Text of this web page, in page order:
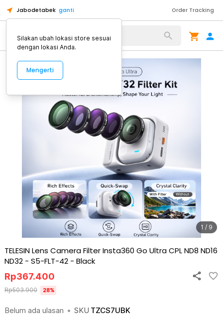
Jabodetabek ganti Order Tracking
Alat Kopi
1 / 9
TELESIN Lens Camera Filter Insta360 Go Ultra CPL ND8 ND16
ND32 - S5-FLT-42 - Black
Belum ada ulasan • SKU TZCS7UBK
Rp367.400
Rp503.900 28%
Silakan ubah lokasi store sesuai
dengan lokasi Anda.
Mengerti